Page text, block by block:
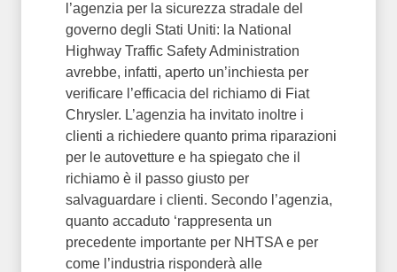
l’agenzia per la sicurezza stradale del
governo degli Stati Uniti: la National
Highway Traffic Safety Administration
avrebbe, infatti, aperto un’inchiesta per
verificare l’efficacia del richiamo di Fiat
Chrysler. L’agenzia ha invitato inoltre i
clienti a richiedere quanto prima riparazioni
per le autovetture e ha spiegato che il
richiamo è il passo giusto per
salvaguardare i clienti. Secondo l’agenzia,
quanto accaduto ‘rappresenta un
precedente importante per NHTSA e per
come l’industria risponderà alle